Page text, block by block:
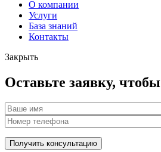
О компании
Услуги
База знаний
Контакты
Закрыть
Оставьте заявку,